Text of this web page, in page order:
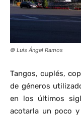
© Luis Ángel Ramos
Tangos, cuplés,
de géneros
en los últimos
acotarla un poco